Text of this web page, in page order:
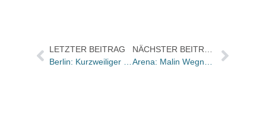
LETZTER BEITRAG